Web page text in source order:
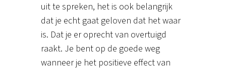
uit te spreken, het is ook belangrijk
dat je echt gaat geloven dat het waar
is. Dat je er oprecht van overtuigd
raakt. Je bent op de goede weg
wanneer je het positieve effect van